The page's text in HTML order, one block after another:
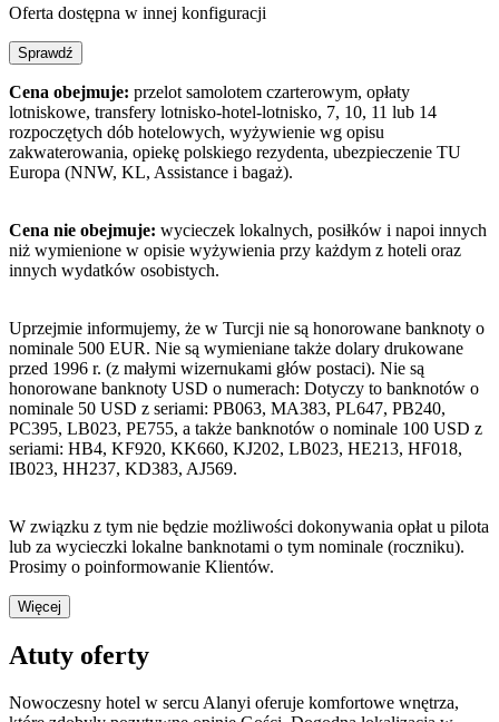
Oferta dostępna w innej konfiguracji
Sprawdź
Cena obejmuje: przelot samolotem czarterowym, opłaty
lotniskowe, transfery lotnisko-hotel-lotnisko, 7, 10, 11 lub 14
rozpoczętych dób hotelowych, wyżywienie wg opisu
zakwaterowania, opiekę polskiego rezydenta, ubezpieczenie TU
Europa (NNW, KL, Assistance i bagaż).
Cena nie obejmuje: wycieczek lokalnych, posiłków i napoi innych
niż wymienione w opisie wyżywienia przy każdym z hoteli oraz
innych wydatków osobistych.
Uprzejmie informujemy, że w Turcji nie są honorowane banknoty o
nominale 500 EUR. Nie są wymieniane także dolary drukowane
przed 1996 r. (z małymi wizernukami głów postaci). Nie są
honorowane banknoty USD o numerach: Dotyczy to banknotów o
nominale 50 USD z seriami: PB063, MA383, PL647, PB240,
PC395, LB023, PE755, a także banknotów o nominale 100 USD z
seriami: HB4, KF920, KK660, KJ202, LB023, HE213, HF018,
IB023, HH237, KD383, AJ569.
W związku z tym nie będzie możliwości dokonywania opłat u pilota
lub za wycieczki lokalne banknotami o tym nominale (roczniku).
Prosimy o poinformowanie Klientów.
Więcej
Atuty oferty
Nowoczesny hotel w sercu Alanyi oferuje komfortowe wnętrza,